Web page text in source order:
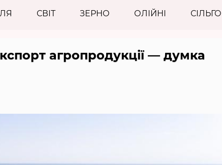
СВІТ ЗЕРНО ОЛІЙНІ
агропродукції — думка